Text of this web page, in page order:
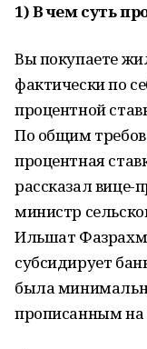
1) В чем суть
Вы покупаете
фактически по
процентной
По общим
процентная
рассказал вице-
министр
Ильшат
субсидирует
была
прописанным на